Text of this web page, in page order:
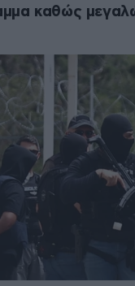
καθώς